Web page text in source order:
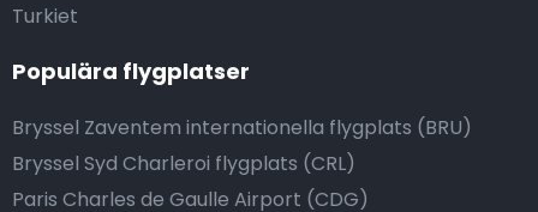
Turkiet
Populära flygplatser
Bryssel Zaventem internationella flygplats (BRU)
Bryssel Syd Charleroi flygplats (CRL)
Paris Charles de Gaulle Airport (CDG)